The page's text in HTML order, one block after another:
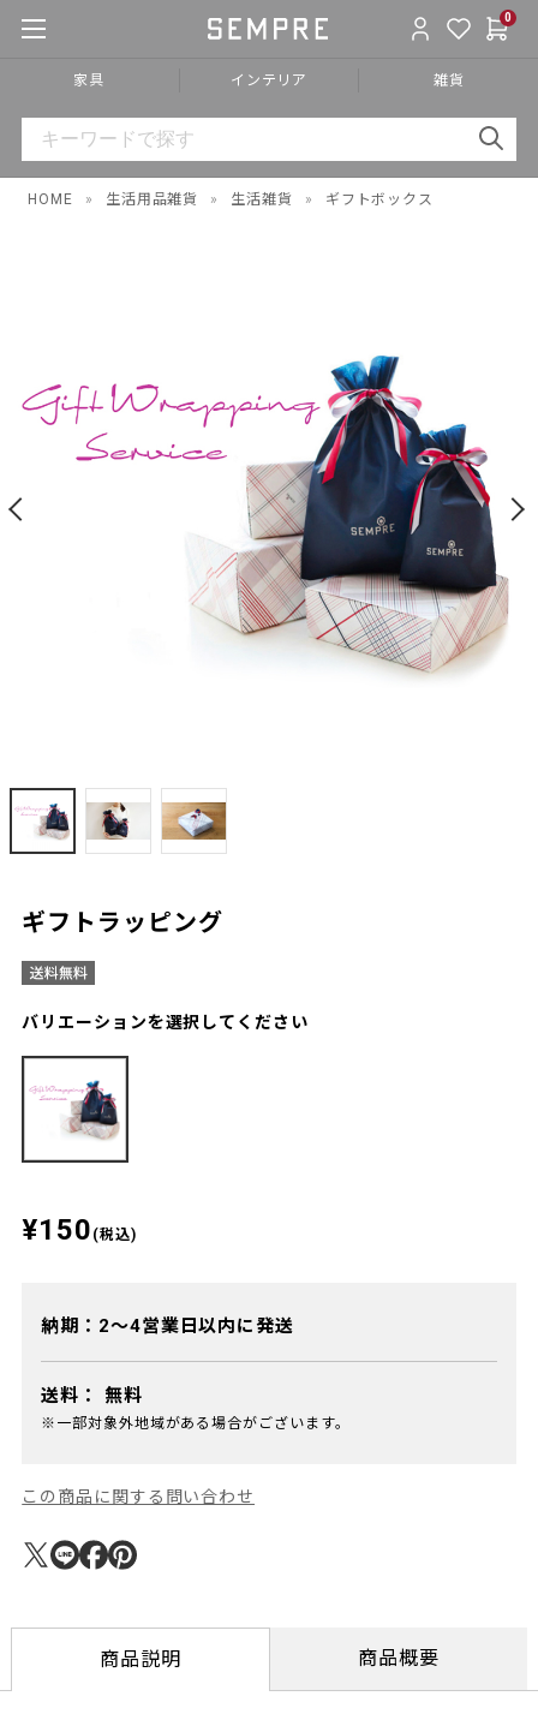
0
家具 インテリア 雑貨
HOME » 生活用品雑貨 » 生活雑貨 » ギフトボックス
ギフトラッピング
バリエーションを選択してください
¥150 (税込)
納期：2～4営業日以内に発送
送料： 無料
※一部対象外地域がある場合がございます。
この商品に関する問い合わせ
商品説明 商品概要